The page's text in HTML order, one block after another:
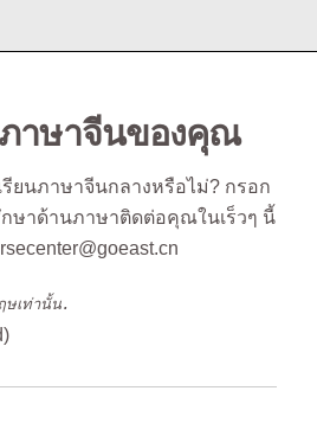
ภาษาจีนของคุณ
รียนภาษาจีนกลางหรือไม่? กรอก
ษาด้านภาษาติดต่อคุณในเร็วๆ นี้
ษเท่านั้น.